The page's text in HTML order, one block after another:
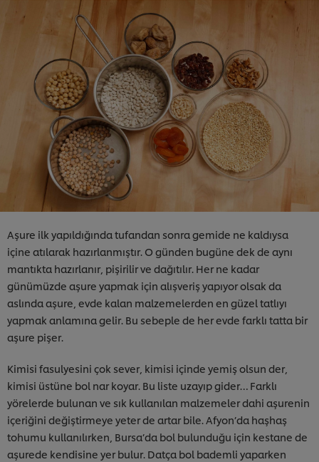
Aşure ilk yapıldığında tufandan sonra gemide ne kaldıysa
içine atılarak hazırlanmıştır. O günden bugüne dek de aynı
mantıkta hazırlanır, pişirilir ve dağıtılır. Her ne kadar
günümüzde aşure yapmak için alışveriş yapıyor olsak da
aslında aşure, evde kalan malzemelerden en güzel tatlıyı
yapmak anlamına gelir. Bu sebeple de her evde farklı tatta bir
aşure pişer.
Kimisi fasulyesini çok sever, kimisi içinde yemiş olsun der,
kimisi üstüne bol nar koyar. Bu liste uzayıp gider… Farklı
yörelerde bulunan ve sık kullanılan malzemeler dahi aşurenin
içeriğini değiştirmeye yeter de artar bile. Afyon’da haşhaş
tohumu kullanılırken, Bursa’da bol bulunduğu için kestane de
aşurede kendisine yer bulur. Datça bol bademli yaparken